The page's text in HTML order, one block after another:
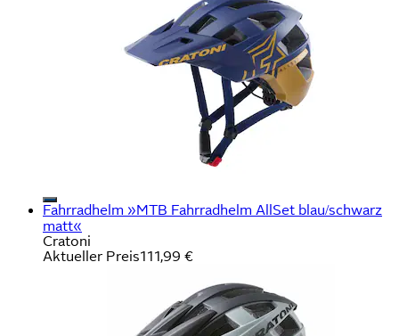
Fahrradhelm »MTB Fahrradhelm AllSet blau/schwarz
matt«
Cratoni
Aktueller Preis111,99 €